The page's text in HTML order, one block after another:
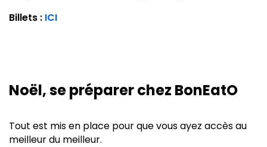
Billets : ICI
Noël, se préparer chez BonEatO
Tout est mis en place pour que vous ayez accès au
meilleur du meilleur.